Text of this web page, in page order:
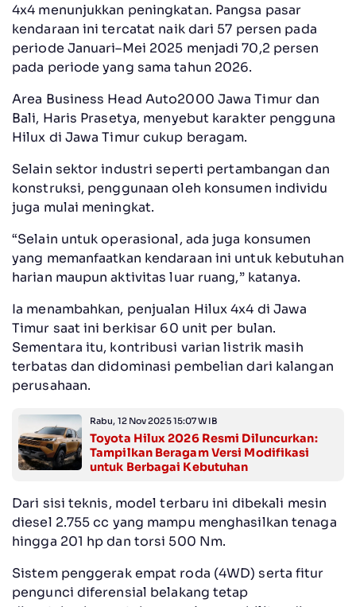
4x4 menunjukkan peningkatan. Pangsa pasar
kendaraan ini tercatat naik dari 57 persen pada
periode Januari–Mei 2025 menjadi 70,2 persen
pada periode yang sama tahun 2026.
Area Business Head Auto2000 Jawa Timur dan
Bali, Haris Prasetya, menyebut karakter pengguna
Hilux di Jawa Timur cukup beragam.
Selain sektor industri seperti pertambangan dan
konstruksi, penggunaan oleh konsumen individu
juga mulai meningkat.
“Selain untuk operasional, ada juga konsumen
yang memanfaatkan kendaraan ini untuk kebutuhan
harian maupun aktivitas luar ruang,” katanya.
Ia menambahkan, penjualan Hilux 4x4 di Jawa
Timur saat ini berkisar 60 unit per bulan.
Sementara itu, kontribusi varian listrik masih
terbatas dan didominasi pembelian dari kalangan
perusahaan.
Rabu, 12 Nov 2025 15:07 WIB
Toyota Hilux 2026 Resmi Diluncurkan:
Tampilkan Beragam Versi Modifikasi
untuk Berbagai Kebutuhan
Dari sisi teknis, model terbaru ini dibekali mesin
diesel 2.755 cc yang mampu menghasilkan tenaga
hingga 201 hp dan torsi 500 Nm.
Sistem penggerak empat roda (4WD) serta fitur
pengunci diferensial belakang tetap